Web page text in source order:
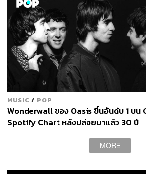
MUSIC / POP
Wonderwall ของ Oasis ขึ้นอันดับ 1 บน
Spotify Chart หลังปล่อยมาแล้ว 30 ปี
MORE